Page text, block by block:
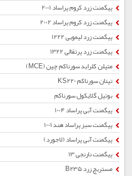
پیگمنت زرد كروم پراساد 2001
پیگمنت زرد كروم پراساد 2002
پیگمنت زرد لیمویی 1222
پیگمنت زرد پرتقالی 1322
متیلن کلراید سورناکم چین (MCE)
تیتان سورناکم KS220
بوتیل گلایکول سورناکم
پیگمنت آبی پراساد 1004
پیگمنت سبز پراساد هند 1001
پیگمنت آبی پراساد (لاجورد)
پیگمنت نارنجی 13
مستربچ زرد B235